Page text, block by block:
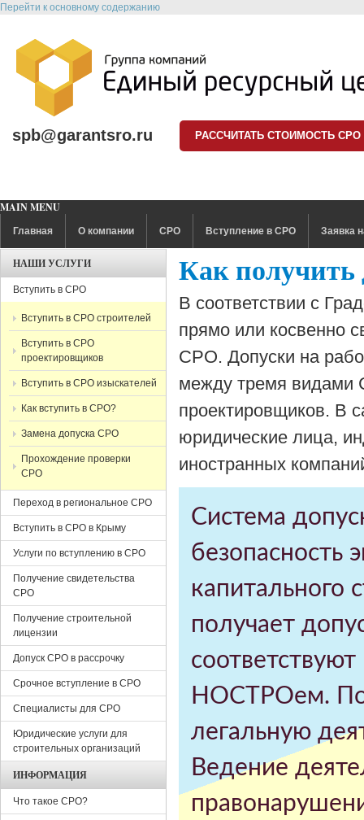
Перейти к основному содержанию
spb@garantsro.ru РАССЧИТАТЬ СТОИМОСТЬ СРО
MAIN MENU
Главная О компании СРО Вступление в СРО Заявка
Как
В соответствии с
прямо или косвенно
СРО. Допуски на
между тремя видами
проектировщиков. В
юридические лица,
иностранных
Система
безопасность
капитального
получает
НОСТРОем.
легальную
Ведение
НАШИ УСЛУГИ
Вступить в СРО
Вступить в СРО строителей
Вступить в СРО
проектировщиков
Вступить в СРО изыскателей
Как вступить в СРО?
Замена допуска СРО
Прохождение проверки
СРО
Переход в региональное СРО
Вступить в СРО в Крыму
Услуги по вступлению в СРО
Получение свидетельства
СРО
Получение строительной
лицензии
Допуск СРО в рассрочку
Срочное вступление в СРО
Специалисты для СРО
Юридические услуги для
строительных организаций
ИНФОРМАЦИЯ
Что такое СРО?